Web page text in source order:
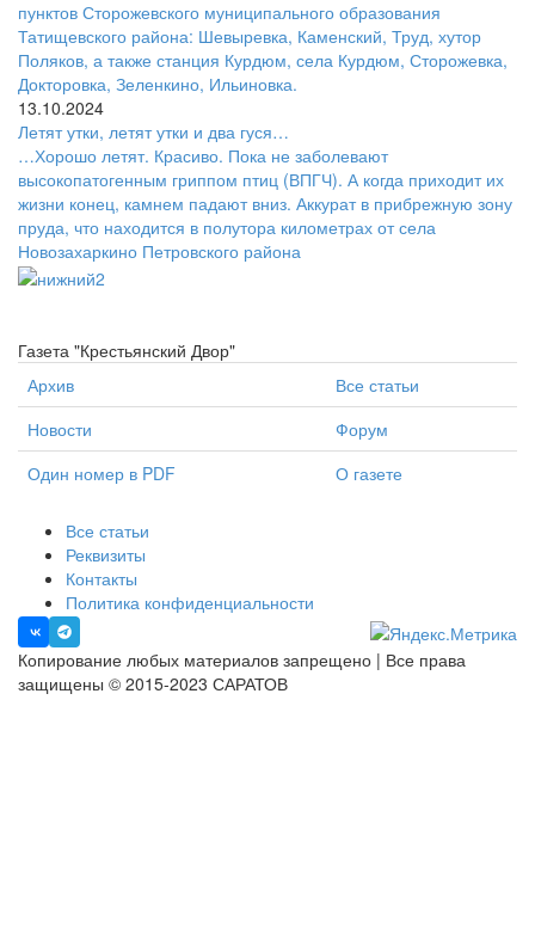
пунктов Сторожевского муниципального образования
Татищевского района: Шевыревка, Каменский, Труд, хутор
Поляков, а также станция Курдюм, села Курдюм, Сторожевка,
Докторовка, Зеленкино, Ильиновка.
13.10.2024
Летят утки, летят утки и два гуся…
…Хорошо летят. Красиво. Пока не заболевают
высокопатогенным гриппом птиц (ВПГЧ). А когда приходит их
жизни конец, камнем падают вниз. Аккурат в прибрежную зону
пруда, что находится в полутора километрах от села
Новозахаркино Петровского района
Газета "Крестьянский Двор"
Архив
Все статьи
Новости
Форум
Один номер в PDF
О газете
Все статьи
Реквизиты
Контакты
Политика конфиденциальности
Копирование любых материалов запрещено | Все права
защищены © 2015-2023 САРАТОВ